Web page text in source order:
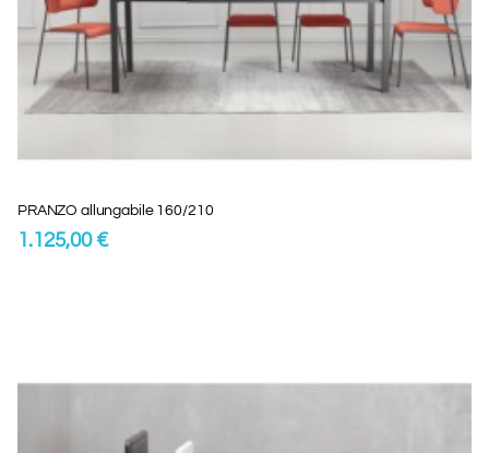
PRANZO allungabile 160/210
1.125,00 €